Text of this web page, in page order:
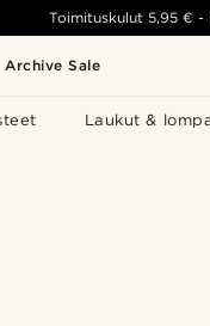
Archive Sale
Laukut &
Toimituskulut 5,95 € -